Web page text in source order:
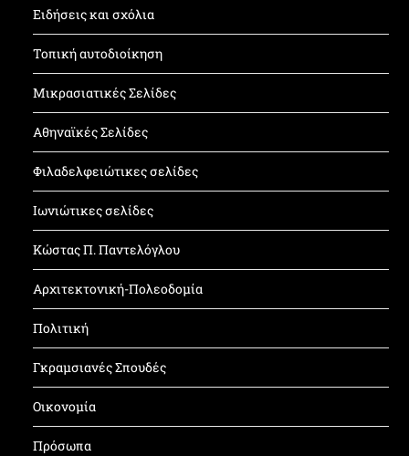
Ειδήσεις και σχόλια
Τοπική αυτοδιοίκηση
Μικρασιατικές Σελίδες
Αθηναϊκές Σελίδες
Φιλαδελφειώτικες σελίδες
Ιωνιώτικες σελίδες
Κώστας Π. Παντελόγλου
Αρχιτεκτονική-Πολεοδομία
Πολιτική
Γκραμσιανές Σπουδές
Οικονομία
Πρόσωπα